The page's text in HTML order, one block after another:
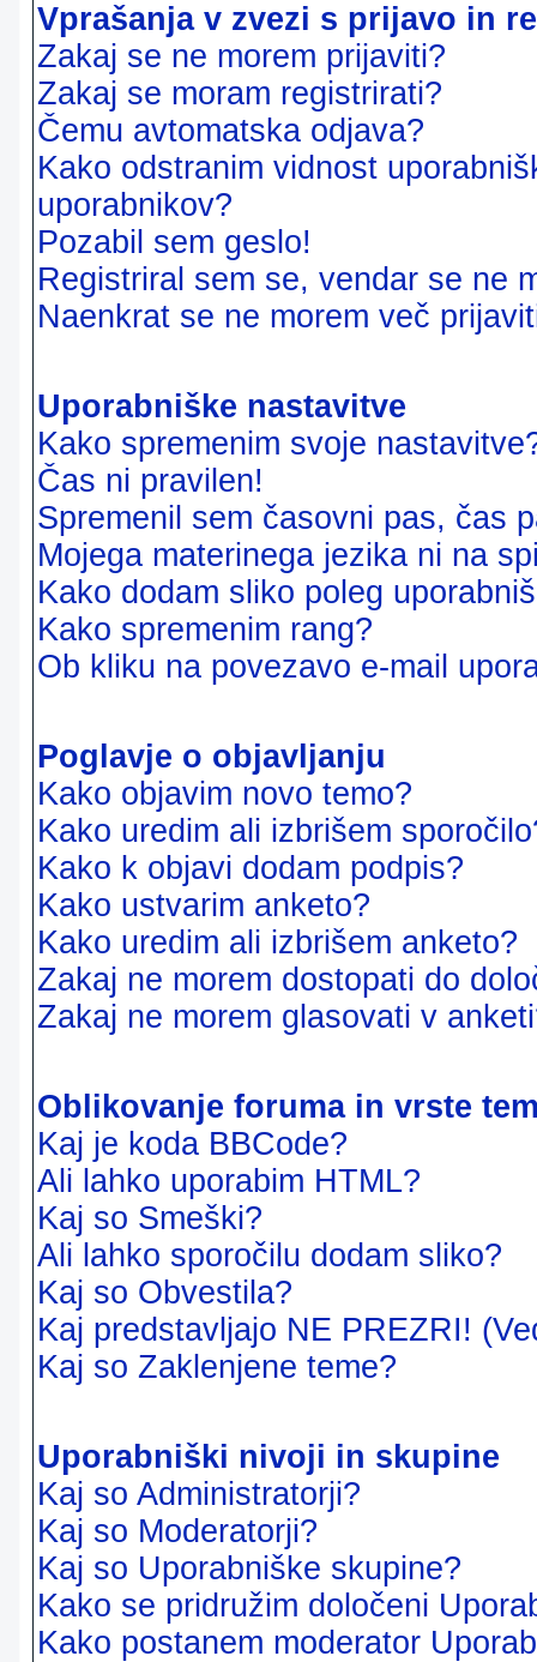
Vprašanja v zvezi s prijavo in
Zakaj se ne morem prijaviti?
Zakaj se moram registrirati?
Čemu avtomatska odjava?
Kako odstranim vidnost
uporabnikov?
Pozabil sem geslo!
Registriral sem se, vendar se ne
Naenkrat se ne morem več
Uporabniške nastavitve
Kako spremenim svoje
Čas ni pravilen!
Spremenil sem časovni pas, čas
Mojega materinega jezika ni na
Kako dodam sliko poleg
Kako spremenim rang?
Ob kliku na povezavo e-mail
Poglavje o objavljanju
Kako objavim novo temo?
Kako uredim ali izbrišem
Kako k objavi dodam podpis?
Kako ustvarim anketo?
Kako uredim ali izbrišem anketo?
Zakaj ne morem dostopati do
Zakaj ne morem glasovati v
Oblikovanje foruma in vrste
Kaj je koda BBCode?
Ali lahko uporabim HTML?
Kaj so Smeški?
Ali lahko sporočilu dodam sliko?
Kaj so Obvestila?
Kaj predstavljajo NE PREZRI!
Kaj so Zaklenjene teme?
Uporabniški nivoji in skupine
Kaj so Administratorji?
Kaj so Moderatorji?
Kaj so Uporabniške skupine?
Kako se pridružim določeni
Kako postanem moderator